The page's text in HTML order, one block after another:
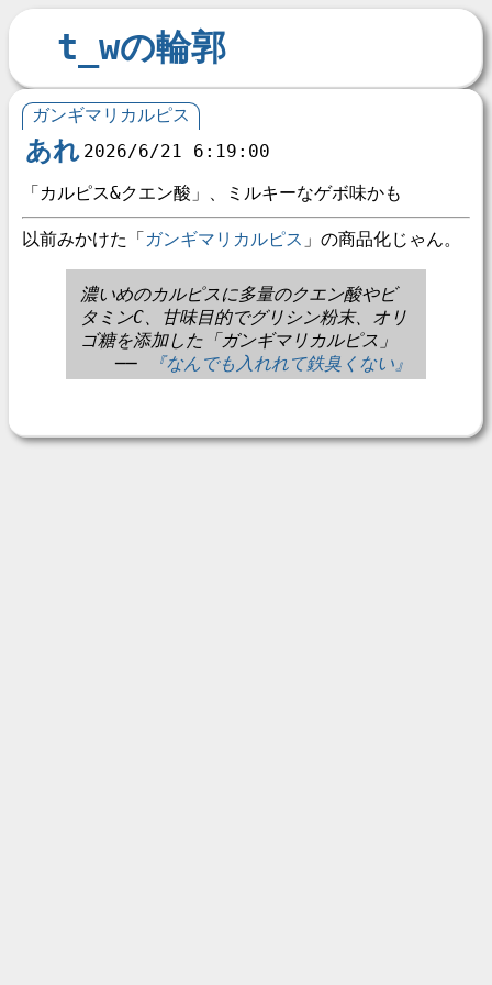
t_wの輪郭
ガンギマリカルピス
あれ 2026/6/21 6:19:00
「カルピス&クエン酸」、ミルキーなゲボ味かも
以前みかけた「ガンギマリカルピス 」の商品化じゃん。
濃いめのカルピスに多量のクエン酸やビ
タミンC、甘味目的でグリシン粉末、オリ
ゴ糖を添加した「ガンギマリカルピス」
──
『なんでも入れれて鉄臭くない』